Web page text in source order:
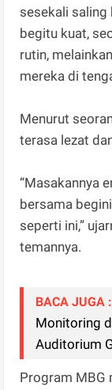
sesekali saling
begitu kuat,
rutin,
mereka di
Menurut
terasa lezat
“Masakannya
bersama
seperti ini,”
temannya.
BACA JUGA :
Monitoring
Auditorium
Program MBG